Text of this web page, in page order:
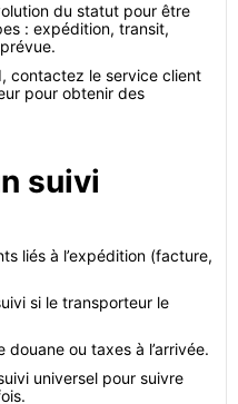
du statut pour être
: expédition, transit,
contactez le service client
pour obtenir des
suivi
liés à l’expédition (facture,
si le transporteur le
ou taxes à l’arrivée.
universel pour suivre